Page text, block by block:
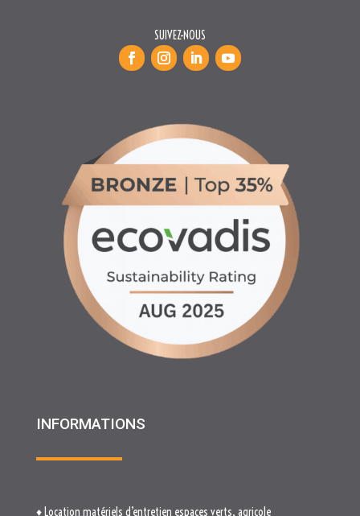
INFORMATIONS
♦ Partenariats
♦ Recrutement